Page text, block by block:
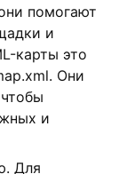
помогают
и
карты это
Они
и
Для